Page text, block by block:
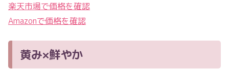
楽天市場で価格を確認
Amazonで価格を確認
黄み×鮮やか